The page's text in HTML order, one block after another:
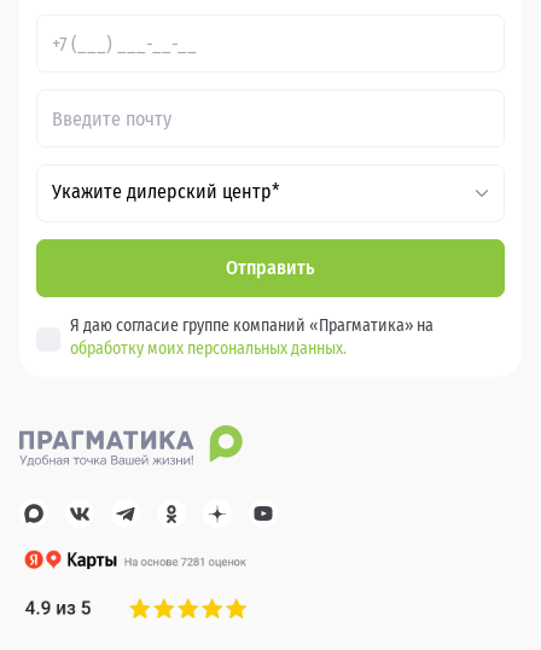
Укажите дилерский центр*
Отправить
Я даю согласие группе компаний «Прагматика» на
обработку моих персональных данных.